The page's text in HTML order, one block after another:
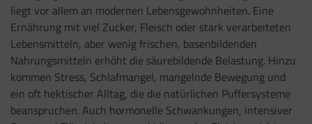
liegt vor allem an modernen Lebensgewohnheiten. Eine
Ernährung mit viel Zucker, Fleisch oder stark verarbeiteten
Lebensmitteln, aber wenig frischen, basenbildenden
Nahrungsmitteln erhöht die säurebildende Belastung. Hinzu
kommen Stress, Schlafmangel, mangelnde Bewegung und
ein oft hektischer Alltag, die die natürlichen Puffersysteme
beanspruchen. Auch hormonelle Schwankungen, intensiver